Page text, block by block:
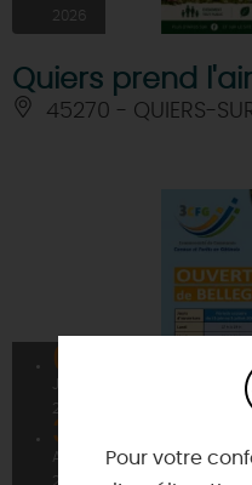
2026
Quiers prend
45270 - QUIERS-
04
30
AOÛT
Pour votre